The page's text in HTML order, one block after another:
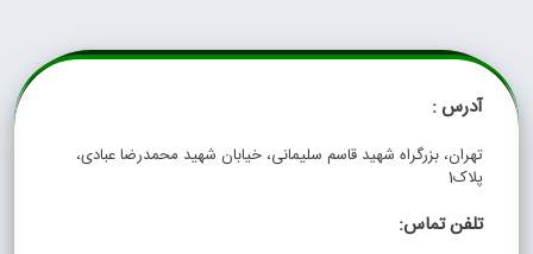
آدرس :
تهران، بزرگراه شهید قاسم سلیمانی، خیابان شهید محمدرضا عبادی،
پلاک1
تلفن تماس: